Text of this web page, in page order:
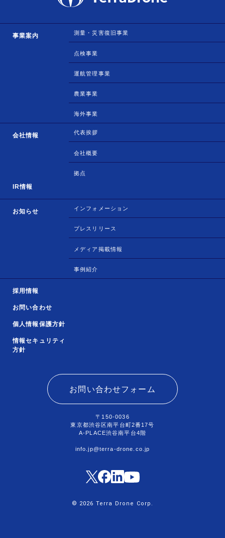
事業案内 測量・災害復旧事業
点検事業
運航管理事業
農業事業
海外事業
会社情報 代表挨拶
会社概要
拠点
IR情報
お知らせ インフォメーション
プレスリリース
メディア掲載情報
事例紹介
採用情報
お問い合わせ
個人情報保護方針
情報セキュリティ
方針
お問い合わせフォーム
〒150-0036
東京都渋谷区南平台町2番17号
A-PLACE渋谷南平台4階
info.jp@terra-drone.co.jp
© 2026 Terra Drone Corp.